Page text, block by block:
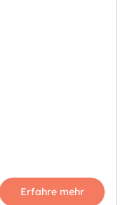
Erfahre mehr